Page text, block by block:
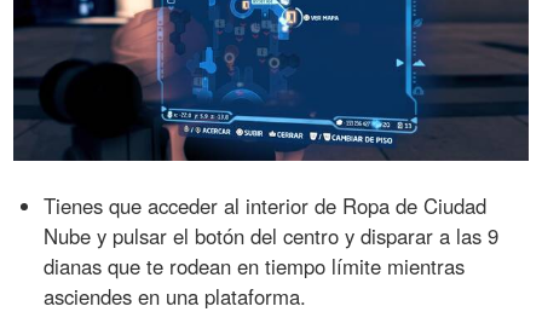
Tienes que acceder al interior de Ropa de Ciudad
Nube y pulsar el botón del centro y disparar a las 9
dianas que te rodean en tiempo límite mientras
asciendes en una plataforma.